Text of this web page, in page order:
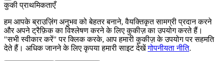
कुकी प्राथमिकताएँ
हम आपके ब्राउज़िंग अनुभव को बेहतर बनाने, वैयक्तिकृत सामग्री प्रदान करने
और अपने ट्रैफ़िक का विश्लेषण करने के लिए कुकीज़ का उपयोग करते हैं।
"सभी स्वीकार करें" पर क्लिक करके, आप हमारी कुकीज़ के उपयोग पर सहमति
देते हैं। अधिक जानने के लिए कृपया हमारी साइट देखेंगोपनीयता नीति.